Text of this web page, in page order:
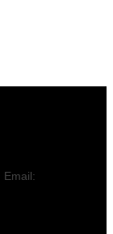
Email: